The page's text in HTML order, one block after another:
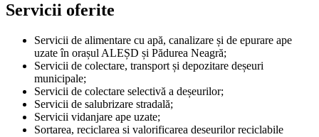
Servicii oferite
Servicii de alimentare cu apă, canalizare și de epurare ape
uzate în orașul ALEȘD și Pădurea Neagră;
Servicii de colectare, transport și depozitare deșeuri
municipale;
Servicii de colectare selectivă a deșeurilor;
Servicii de salubrizare stradală;
Servicii vidanjare ape uzate;
Sortarea, reciclarea si valorificarea deseurilor reciclabile